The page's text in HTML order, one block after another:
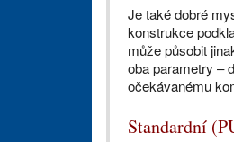
Je také dobré
konstrukce
může působit
oba parametry –
očekávanému
Standardní